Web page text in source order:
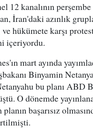
12 kanalının perşembe
İran'daki azınlık
ve hükümete karşı
içeriyordu.
mart ayında
Binyamin
bu planı ABD
O dönemde
başarısız